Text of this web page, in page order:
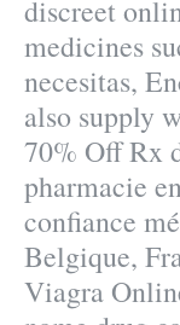
discreet
medicines
necesitas,
also supply
70% Off Rx
pharmacie
confiance
Belgique,
Viagra